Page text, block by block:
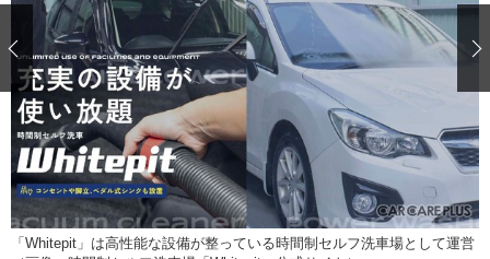
ショップレポート 愛車 File
自動車豆知識 ストップ！不具合修理＆粗悪修理
鈑金・塗装
ディテイリング
ディテイリング
ヘッドライト磨き コーティング
フィルム・ラッピング
鈑金・塗装
小キズ直し 防錆
特集記事
ストップ 不具合修理＆粗悪修理
カーメーカー「旧車」関連プロジェ
クト
コラム
ショップ紹介
ショップレポート プロショップ検索
レストア
「Whitepit」は高性能な設備が整っている時間制セルフ洗車場として運営